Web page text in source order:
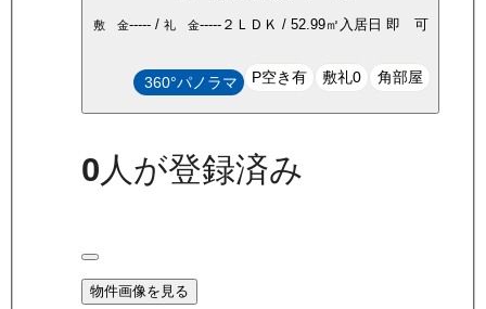
敷 金-----/ 礼 金-----２ＬＤＫ / 52.99㎡ 入居日 即 可
360°パノラマ P空き有 敷礼0 角部屋
0 人が登録済み
物件画像を見る